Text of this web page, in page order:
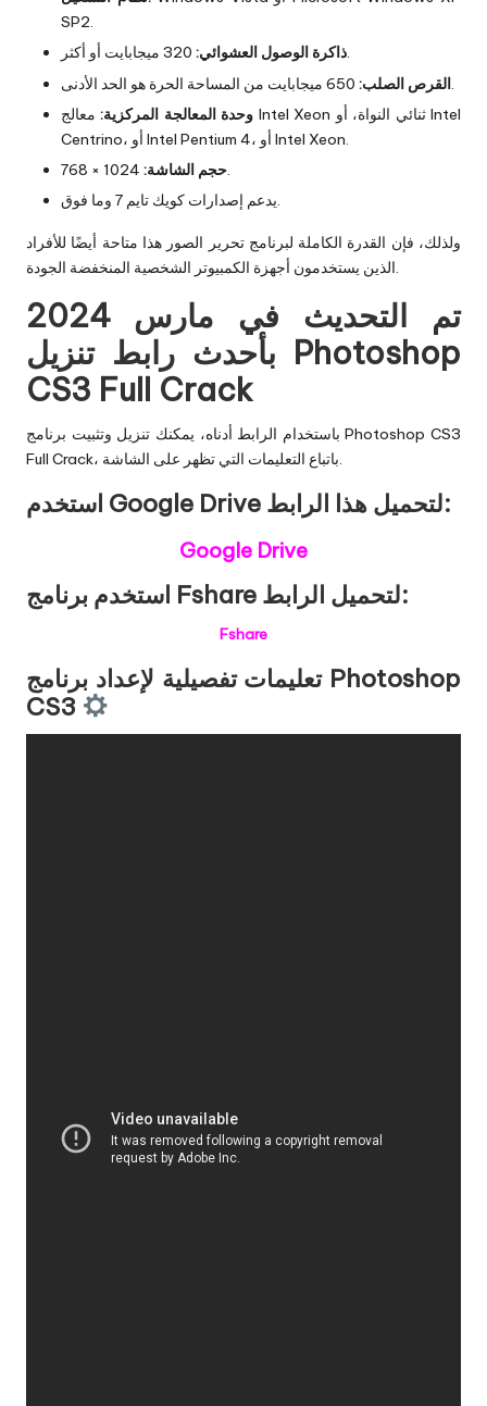
SP2.
ذاكرة الوصول العشوائي:320 ميجابايت أو أكثر.
القرص الصلب:
وحدة المعالجة المركزية:معالج Intel Xeon ثنائي النواة، أو Intel
Centrino، أو Intel Pentium 4، أو Intel Xeon.
حجم الشاشة:1024 × 768.
يدعم إصدارات كويك تايم 7 وما فوق.
ولذلك، فإن القدرة الكاملة لبرنامج تحرير الصور هذا متاحة أيضًا للأفراد
الذين يستخدمون أجهزة الكمبيوتر الشخصية المنخفضة الجودة.
تم التحديث في مارس 2024
بأحدث رابط تنزيل Photoshop
CS3 Full Crack
باستخدام الرابط أدناه، يمكنك تنزيل وتثبيت برنامج Photoshop CS3
Full Crack، باتباع التعليمات التي تظهر على الشاشة.
استخدم Google Drive لتحميل هذا الرابط:
Google Drive
استخدم برنامج Fshare لتحميل الرابط:
Fshare
تعليمات تفصيلية لإعداد برنامج Photoshop
CS3